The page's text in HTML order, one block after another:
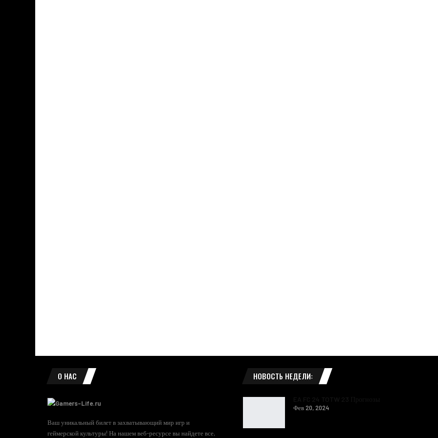
О НАС
Ваш уникальный билет в захватывающий мир игр и
геймерской культуры! На нашем веб-ресурсе вы найдете все,
НОВОСТЬ НЕДЕЛИ:
Фев 20, 2024